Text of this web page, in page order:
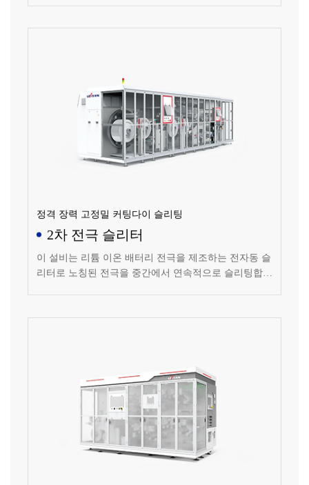
정격 장력 고정밀 커팅다이 슬리팅
2차 전극 슬리터
이 설비는 리튬 이온 배터리 전극을 제조하는 전자동 슬
리터로 노칭된 전극을 중간에서 연속적으로 슬리팅합니